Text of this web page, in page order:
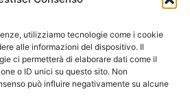
utilizziamo tecnologie come i cookie
alle informazioni del dispositivo. Il
ci permetterà di elaborare dati come il
o ID unici su questo sito. Non
può influire negativamente su alcune